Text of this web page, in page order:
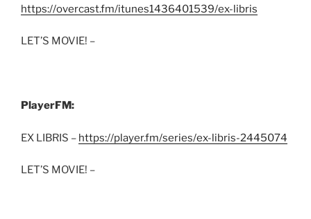
https://overcast.fm/itunes1436401539/ex-libris
LET’S MOVIE! –
PlayerFM:
EX LIBRIS – https://player.fm/series/ex-libris-2445074
LET’S MOVIE! –